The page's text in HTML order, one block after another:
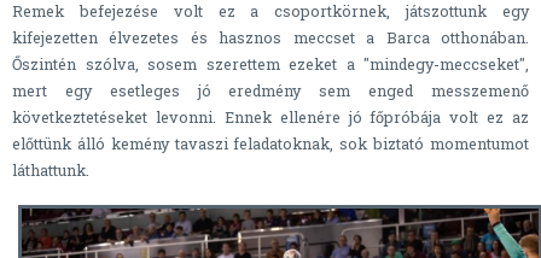
Remek befejezése volt ez a csoportkörnek, játszottunk egy
kifejezetten élvezetes és hasznos meccset a Barca otthonában.
Őszintén szólva, sosem szerettem ezeket a "mindegy-meccseket",
mert egy esetleges jó eredmény sem enged messzemenő
következtetéseket levonni. Ennek ellenére jó főpróbája volt ez az
előttünk álló kemény tavaszi feladatoknak, sok biztató momentumot
láthattunk.